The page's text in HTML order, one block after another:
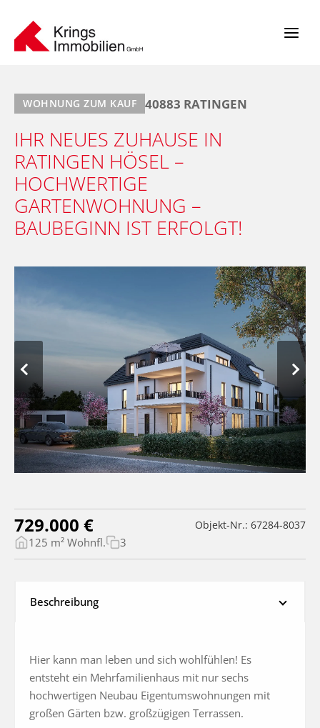
Inhalt
springen
WOHNUNG ZUM KAUF 40883 RATINGEN
IHR NEUES ZUHAUSE IN
RATINGEN HÖSEL –
HOCHWERTIGE
GARTENWOHNUNG –
BAUBEGINN IST ERFOLGT!
729.000 € Objekt-Nr.: 67284-8037
125 m² Wohnfl. 3
Beschreibung
Hier kann man leben und sich wohlfühlen! Es
entsteht ein Mehrfamilienhaus mit nur sechs
hochwertigen Neubau Eigentumswohnungen mit
großen Gärten bzw. großzügigen Terrassen.